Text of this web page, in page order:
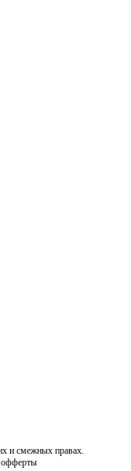
и смежных правах.
офферты